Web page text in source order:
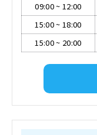
09:00~ 12:00
15:00~ 18:00
15:00~ 20:00